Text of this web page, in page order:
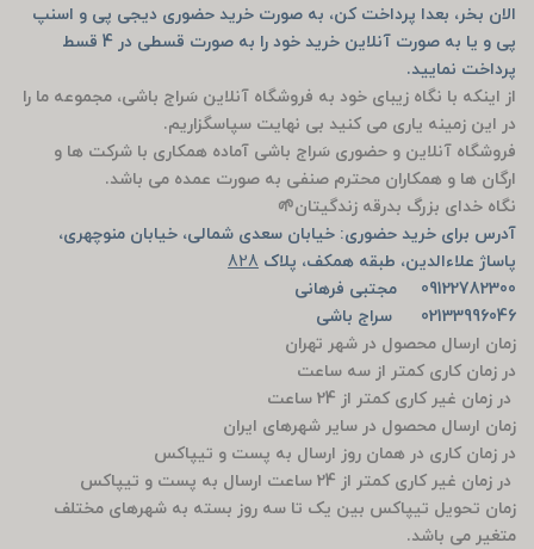
الان بخر، بعدا پرداخت کن، به صورت خرید حضوری دیجی پی و اسنپ
پی و یا به صورت آنلاین خرید خود را به صورت قسطی در 4 قسط
پرداخت نمایید.
از اینکه با نگاه زیبای خود به فروشگاه آنلاین سَراج باشی، مجموعه ما را
در این زمینه یاری می کنید بی نهایت سپاسگزاریم.
فروشگاه آنلاین و حضوری سَراج باشی آماده همکاری با شرکت ها و
ارگان ها و همکاران محترم صنفی به صورت عمده می باشد.
نگاه خدای بزرگ بدرقه زندگیتان🌱
آدرس برای خرید حضوری: خیابان سعدی شمالی، خیابان منوچهری،
پاساژ علاءالدین، طبقه همکف، پلاک 828
09122782300 مجتبی فرهانی
02133996046 سراج باشی
زمان ارسال محصول در شهر تهران
در زمان کاری کمتر از سه ساعت
در زمان غیر کاری کمتر از 24 ساعت
زمان ارسال محصول در سایر شهرهای ایران
در زمان کاری در همان روز ارسال به پست و تیپاکس
در زمان غیر کاری کمتر از 24 ساعت ارسال به پست و تیپاکس
زمان تحویل تیپاکس بین یک تا سه روز بسته به شهرهای مختلف
متغیر می باشد.